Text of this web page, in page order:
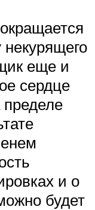
еще и
сердце
пределе
и о
будет